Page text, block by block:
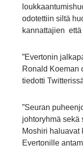
odotettiin siltä
kannattajien
”Evertonin
Ronald Koeman
tiedotti
”Seuran
johtoryhmä sekä
Moshiri haluavat
Evertonille